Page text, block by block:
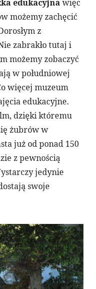
edukacyjna więc
możemy zachęcić
z
zabrakło tutaj i
możemy zobaczyć
w południowej
więcej muzeum
edukacyjne.
dzięki któremu
żubrów w
już od ponad 150
z pewnością
jedynie
swoje